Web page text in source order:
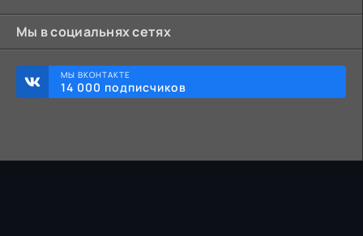
Мы в социальнях сетях
МЫ ВКОНТАКТЕ
14 000 подписчиков